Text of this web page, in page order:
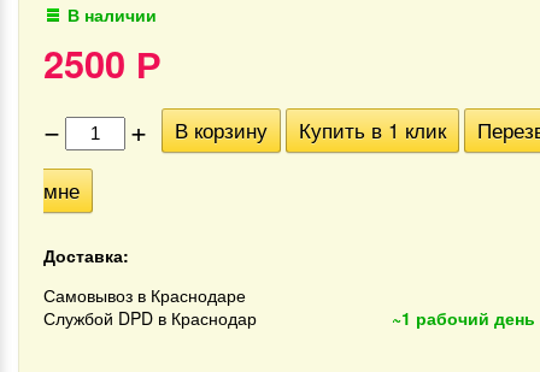
В наличии
2500 Р
−
+ В корзину Купить в 1 клик
мне
Доставка:
Самовывоз в Краснодаре
Службой DPD в Краснодар
~1 рабочий день